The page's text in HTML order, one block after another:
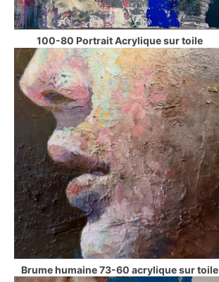
100-80 Portrait Acrylique sur toile
Brume humaine 73-60 acrylique sur toile